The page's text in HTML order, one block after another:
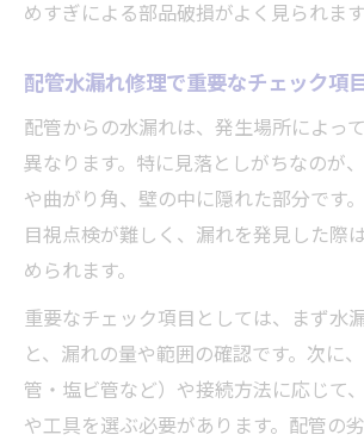
めすぎによる部品破損がよく見られます
配管水漏れ修理で重要なチェック項目
配管からの水漏れは、発生場所によっ
異なります。特に見落としがちなのが
や曲がり角、壁の中に隠れた部分です
目視点検が難しく、漏れを発見した際
められます。
重要なチェック項目としては、まず水
と、漏れの量や範囲の確認です。次に
管・塩ビ管など）や接続方法に応じて
や工具を選ぶ必要があります。配管の